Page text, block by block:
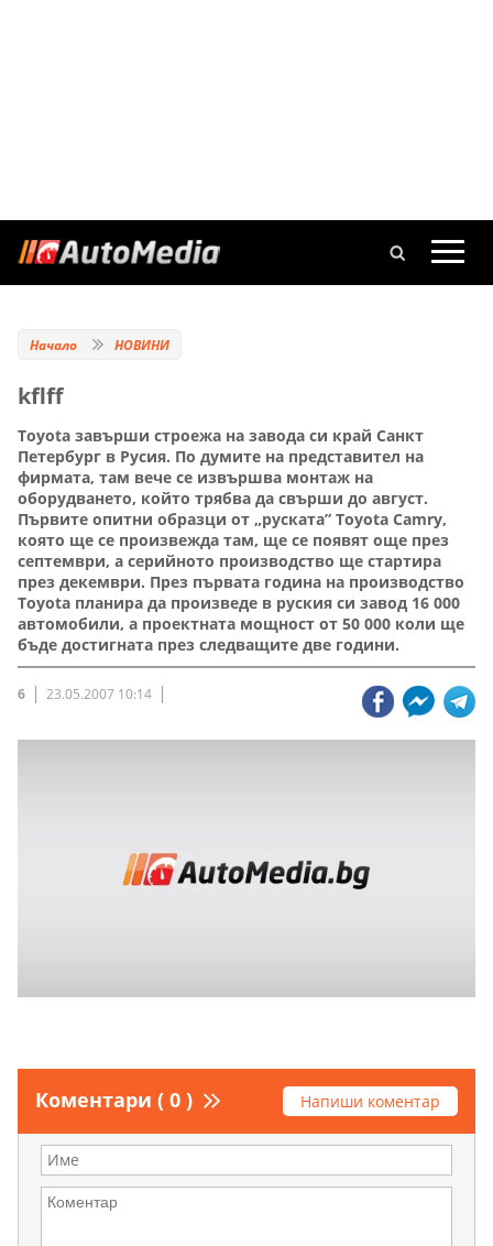
Начало НОВИНИ
kflff
Toyota завърши строежа на завода си край Санкт
Петербург в Русия. По думите на представител на
фирмата, там вече се извършва монтаж на
оборудването, който трябва да свърши до август.
Първите опитни образци от „руската” Toyota Camry,
която ще се произвежда там, ще се появят още през
септември, а серийното производство ще стартира
през декември. През първата година на производство
Toyota планира да произведе в руския си завод 16 000
автомобили, а проектната мощност от 50 000 коли ще
бъде достигната през следващите две години.
6 23.05.2007 10:14
Коментари ( 0 ) Напиши коментар